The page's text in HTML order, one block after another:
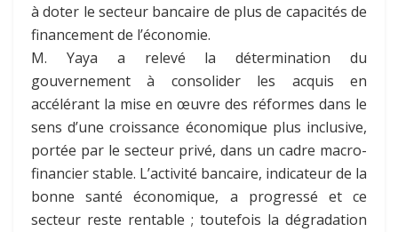
à doter le secteur bancaire de plus de capacités de
financement de l’économie.
M. Yaya a relevé la détermination du
gouvernement à consolider les acquis en
accélérant la mise en œuvre des réformes dans le
sens d’une croissance économique plus inclusive,
portée par le secteur privé, dans un cadre macro-
financier stable. L’activité bancaire, indicateur de la
bonne santé économique, a progressé et ce
secteur reste rentable ; toutefois la dégradation